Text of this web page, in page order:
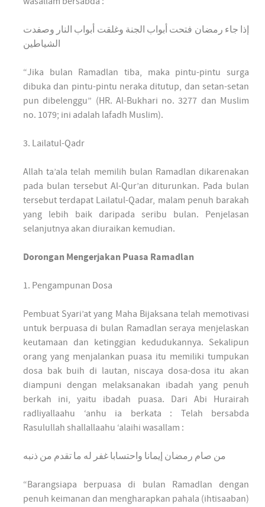
إذا جاء رمضان فتحت أبواب الجنة وغلقت أبواب النار وصفدت
الشياطين
“Jika bulan Ramadlan tiba, maka pintu-pintu surga
dibuka dan pintu-pintu neraka ditutup, dan setan-setan
pun dibelenggu” (HR. Al-Bukhari no. 3277 dan Muslim
no. 1079; ini adalah lafadh Muslim).
3. Lailatul-Qadr
Allah ta’ala telah memilih bulan Ramadlan dikarenakan
pada bulan tersebut Al-Qur’an diturunkan. Pada bulan
tersebut terdapat Lailatul-Qadar, malam penuh barakah
yang lebih baik daripada seribu bulan. Penjelasan
selanjutnya akan diuraikan kemudian.
Dorongan Mengerjakan Puasa Ramadlan
1. Pengampunan Dosa
Pembuat Syari’at yang Maha Bijaksana telah memotivasi
untuk berpuasa di bulan Ramadlan seraya menjelaskan
keutamaan dan ketinggian kedudukannya. Sekalipun
orang yang menjalankan puasa itu memiliki tumpukan
dosa bak buih di lautan, niscaya dosa-dosa itu akan
diampuni dengan melaksanakan ibadah yang penuh
berkah ini, yaitu ibadah puasa. Dari Abi Hurairah
radliyallaahu ‘anhu ia berkata : Telah bersabda
Rasulullah shallallaahu ‘alaihi wasallam :
من صام رمضان إيمانا واحتسابا غفر له ما تقدم من ذنبه
“Barangsiapa berpuasa di bulan Ramadlan dengan
penuh keimanan dan mengharapkan pahala (ihtisaaban)